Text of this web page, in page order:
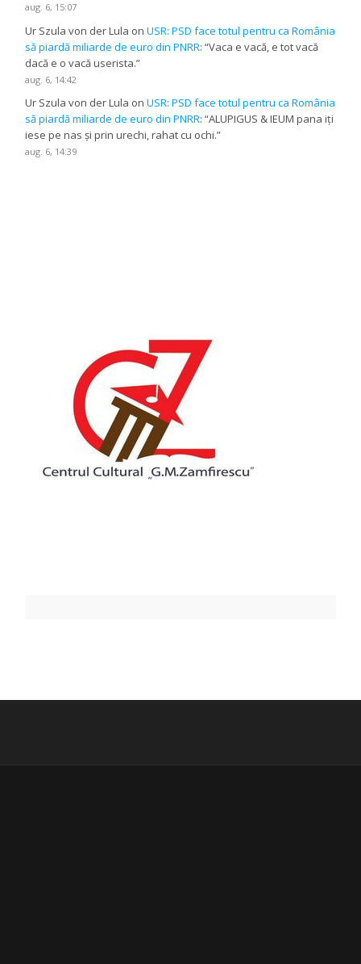
aug. 6, 15:07
Ur Szula von der Lula onUSR: PSD face totul pentru ca România
să piardă miliarde de euro din PNRR: “Vaca e vacă, e tot vacă
dacă e o vacă userista.”
aug. 6, 14:42
Ur Szula von der Lula onUSR: PSD face totul pentru ca România
să piardă miliarde de euro din PNRR: “ALUPIGUS & IEUM pana iți
iese pe nas și prin urechi, rahat cu ochi.”
aug. 6, 14:39